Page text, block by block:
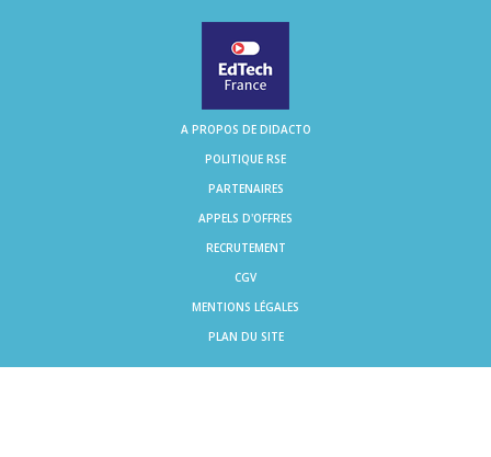
A PROPOS DE DIDACTO
POLITIQUE RSE
PARTENAIRES
APPELS D'OFFRES
RECRUTEMENT
CGV
MENTIONS LÉGALES
PLAN DU SITE